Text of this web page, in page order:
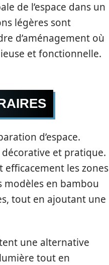
de l’espace dans un
légères sont
d’aménagement où
et fonctionnelle.
d’espace.
et pratique.
les zones
modèles en bambou
tout en ajoutant une
une alternative
tout en